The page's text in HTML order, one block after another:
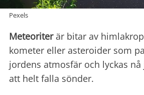
Pexels
Meteoriterär bitar av
kometer eller asteroider som
jordens atmosfär och lyckas
att helt falla sönder.